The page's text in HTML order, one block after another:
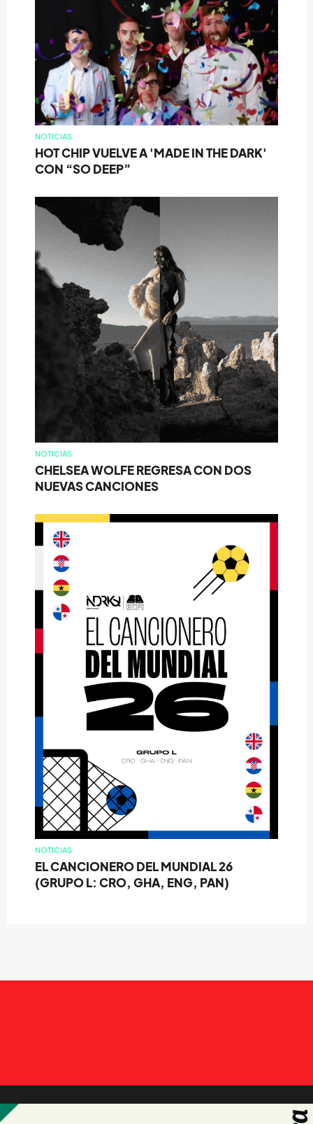
NOTICIAS
HOT CHIP VUELVE A 'MADE IN THE DARK'
CON “SO DEEP”
NOTICIAS
CHELSEA WOLFE REGRESA CON DOS
NUEVAS CANCIONES
NOTICIAS
EL CANCIONERO DEL MUNDIAL 26
(GRUPO L: CRO, GHA, ENG, PAN)